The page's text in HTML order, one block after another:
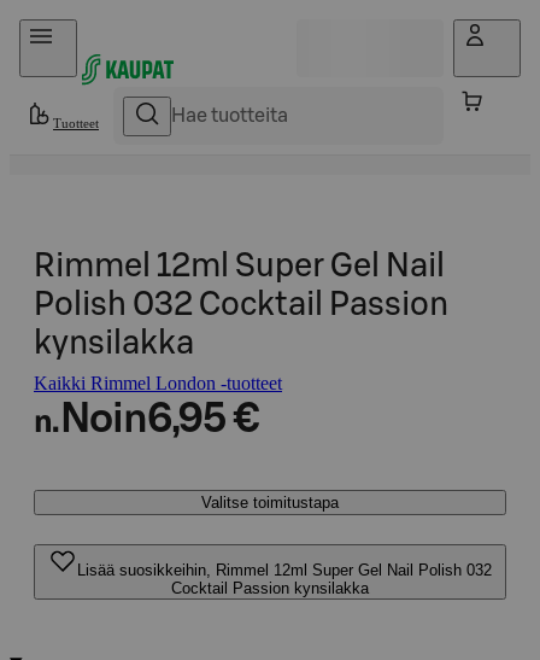
Hyppää sisältöön
Tuotteet
Rimmel 12ml Super Gel Nail
Polish 032 Cocktail Passion
kynsilakka
Kaikki Rimmel London -tuotteet
n. Noin6,95 €
Valitse toimitustapa
Lisää suosikkeihin, Rimmel 12ml Super Gel Nail Polish 032
Cocktail Passion kynsilakka